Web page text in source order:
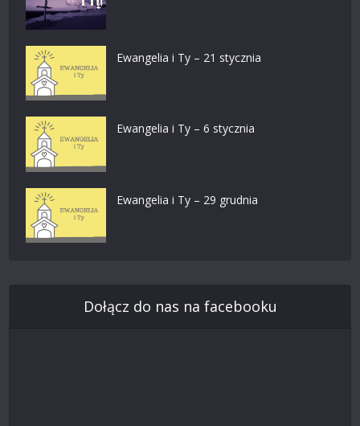
Ewangelia i Ty – 21 stycznia
Ewangelia i Ty – 6 stycznia
Ewangelia i Ty – 29 grudnia
Dołącz do nas na facebooku